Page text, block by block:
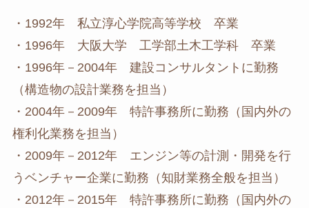
・1992年 私立淳心学院高等学校 卒業
・1996年 大阪大学 工学部土木工学科 卒業
・1996年－2004年 建設コンサルタントに勤務
（構造物の設計業務を担当）
・2004年－2009年 特許事務所に勤務（国内外の
権利化業務を担当）
・2009年－2012年 エンジン等の計測・開発を行
うベンチャー企業に勤務（知財業務全般を担当）
・2012年－2015年 特許事務所に勤務（国内外の